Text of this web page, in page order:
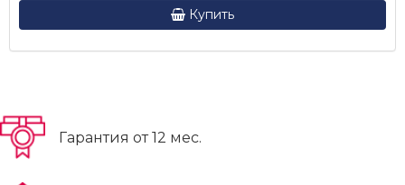
Купить
Гарантия от 12 мес.